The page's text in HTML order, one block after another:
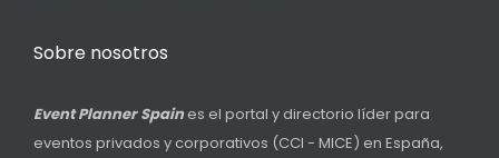
Sobre nosotros
Event Planner Spain es el portal y directorio líder para
eventos privados y corporativos (CCI - MICE) en España,